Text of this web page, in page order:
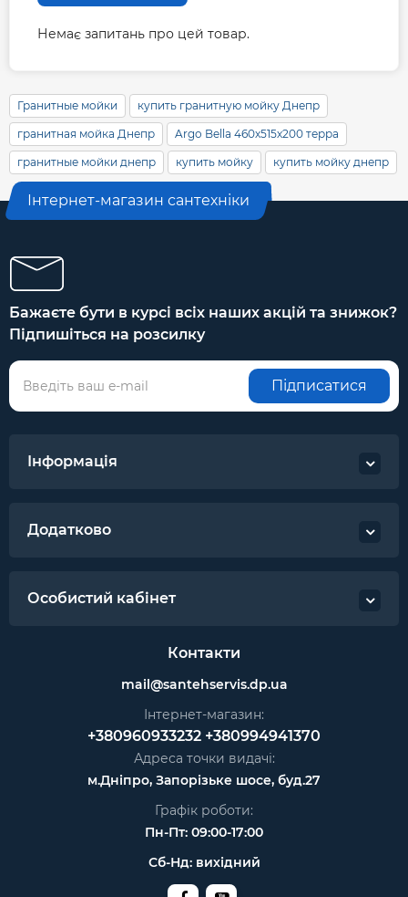
Немає запитань про цей товар.
Гранитные мойки купить гранитную мойку Днепр
гранитная мойка Днепр Argo Bella 460х515х200 терра
гранитные мойки днепр купить мойку купить мойку днепр
Інтернет-магазин сантехніки
Бажаєте бути в курсі всіх наших акцій та знижок?
Підпишіться на розсилку
Підписатися
Інформація
Додатково
Особистий кабінет
Контакти
mail@santehservis.dp.ua
Інтернет-магазин:
+380960933232 +380994941370
Адреса точки видачі:
м.Дніпро, Запорізьке шосе, буд.27
Графік роботи:
Пн-Пт: 09:00-17:00
Сб-Нд: вихідний